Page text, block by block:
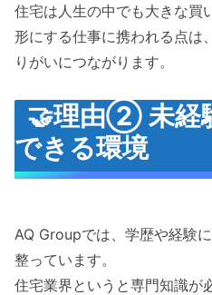
住宅は人生の中でも大きな買
形にする仕事に携われる点は
りがいにつながります。
🤝理由② 未経
できる環境
AQ Groupでは、学歴や経験
整っています。
住宅業界というと専門知識が